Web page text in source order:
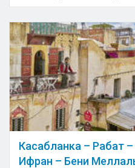
Касабланка – Рабат
Ифран – Бени